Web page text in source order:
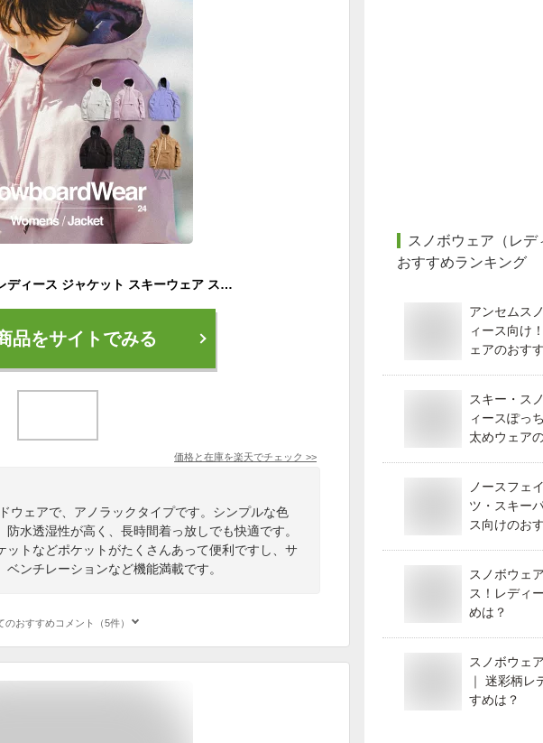
スノーボードウェア レディース ジャケット スキーウェア スノボウェア 43DEGREES 2023-2024モデル スノーボード ウェア スノボ ボード ウエア ビブパンツ スノーボードパンツ
品をサイトでみる
価格と在庫を楽天でチェック >>
ウェアで、アノラックタイプです。シンプルな色
水透湿性が高く、長時間着っ放しでも快適です。
ットなどポケットがたくさんあって便利ですし、サ
ンチレーションなど機能満載です。
のおすすめコメント（5件）
スノボウェア（レデ
おすすめランキング
アンセムス
ィース向け
ェアのおす
スキー・ス
ィースぽっ
太めウェア
ノースフェ
ツ・スキー
ス向けのお
スノボウェ
ス！レディ
めは？
スノボウェ
｜ 迷彩柄レ
すめは？